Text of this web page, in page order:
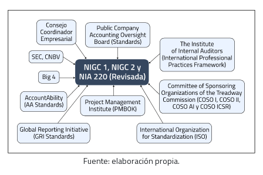
Fuente: elaboración propia.